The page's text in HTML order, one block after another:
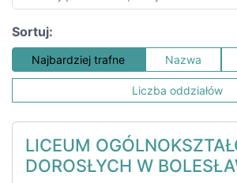
Sortuj:
Najbardziej trafne Nazwa
Liczba oddziałów
LICEUM
DOROSŁYCH W